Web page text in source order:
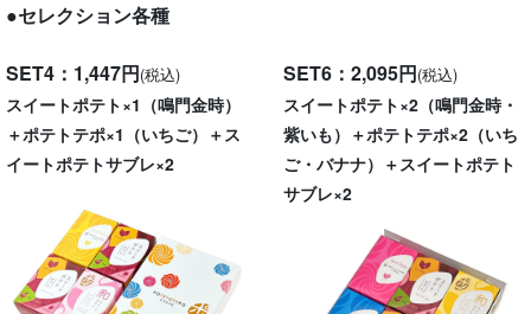
●セレクション各種
SET4：1,447円(税込)
スイートポテト×1（鳴門金時）
＋ポテトテポ×1（いちご）＋ス
イートポテトサブレ×2
SET6：2,095円(税込)
スイートポテト×2（鳴門金時・
紫いも）＋ポテトテポ×2（いち
ご・バナナ）＋スイートポテト
サブレ×2